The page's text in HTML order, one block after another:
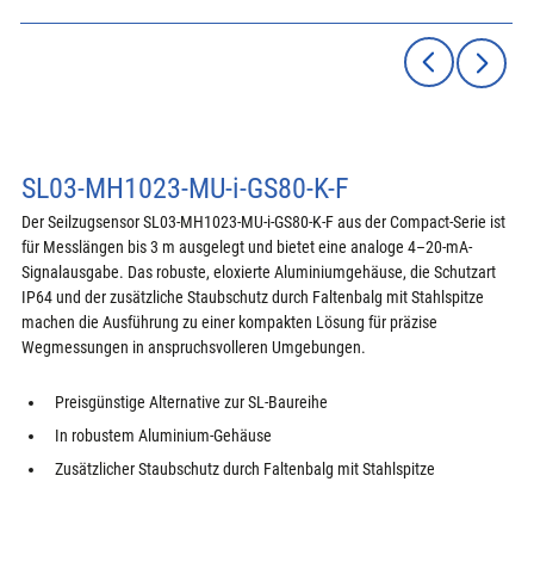
SL03-MH1023-MU-i-GS80-K-F
Der Seilzugsensor SL03-MH1023-MU-i-GS80-K-F aus der Compact-Serie ist
für Messlängen bis 3 m ausgelegt und bietet eine analoge 4–20-mA-
Signalausgabe. Das robuste, eloxierte Aluminiumgehäuse, die Schutzart
IP64 und der zusätzliche Staubschutz durch Faltenbalg mit Stahlspitze
machen die Ausführung zu einer kompakten Lösung für präzise
Wegmessungen in anspruchsvolleren Umgebungen.
Preisgünstige Alternative zur SL-Baureihe
In robustem Aluminium-Gehäuse
Zusätzlicher Staubschutz durch Faltenbalg mit Stahlspitze